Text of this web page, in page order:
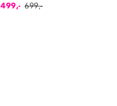
499,- 699,-